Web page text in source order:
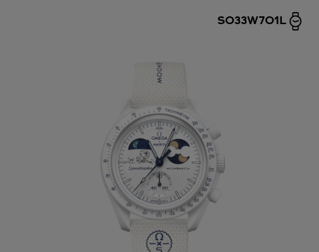
SO33W701L